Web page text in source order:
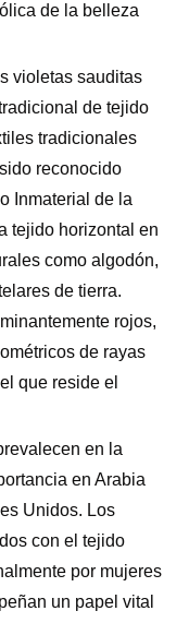
de la belleza
violetas sauditas
de tejido
tradicionales
reconocido
Inmaterial de la
tejido horizontal en
como algodón,
de tierra.
rojos,
de rayas
que reside el
en la
en Arabia
Unidos. Los
con el tejido
por mujeres
un papel vital